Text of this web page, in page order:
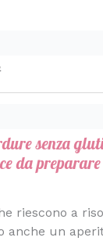
senza
da
riescono a
anche un